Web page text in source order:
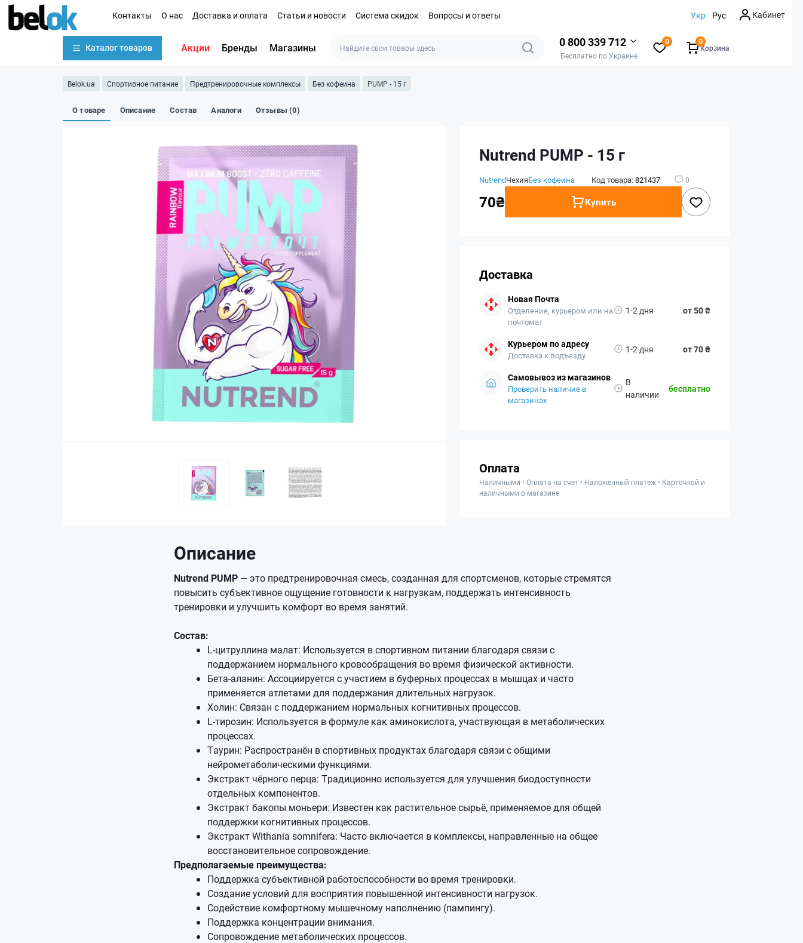
Контакты О нас Доставка и оплата Статьи и новости Система скидок Вопросы и ответы Укр Рус Кабинет
Каталог товаров Акции Бренды Магазины 0 800 339 712
Бесплатно по Украине
0
Корзина
0
Belok.ua Спортивное питание Предтренировочные комплексы Без кофеина PUMP - 15 г
О товаре Описание Состав Аналоги Отзывы (0)
Nutrend PUMP - 15 г
NutrendЧехияБез кофеина Код товара:821437 0
70₴ Купить
Доставка
Новая Почта
Отделение, курьером или на
почтомат
1-2 дня от 50 ₴
Курьером по адресу
Доставка к подъезду
1-2 дня от 70 ₴
Самовывоз из магазинов
Проверить наличие в
магазинах
В
наличии
бесплатно
Оплата
Наличными • Оплата на счет • Наложенный платеж • Карточкой и
наличными в магазине
Описание
Nutrend PUMP — это предтренировочная смесь, созданная для спортсменов, которые стремятся
повысить субъективное ощущение готовности к нагрузкам, поддержать интенсивность
тренировки и улучшить комфорт во время занятий.
Состав:
L-цитруллина малат: Используется в спортивном питании благодаря связи с
поддержанием нормального кровообращения во время физической активности.
Бета-аланин: Ассоциируется с участием в буферных процессах в мышцах и часто
применяется атлетами для поддержания длительных нагрузок.
Холин: Связан с поддержанием нормальных когнитивных процессов.
L-тирозин: Используется в формуле как аминокислота, участвующая в метаболических
процессах.
Таурин: Распространён в спортивных продуктах благодаря связи с общими
нейрометаболическими функциями.
Экстракт чёрного перца: Традиционно используется для улучшения биодоступности
отдельных компонентов.
Экстракт бакопы моньери: Известен как растительное сырьё, применяемое для общей
поддержки когнитивных процессов.
Экстракт Withania somnifera: Часто включается в комплексы, направленные на общее
восстановительное сопровождение.
Предполагаемые преимущества:
Поддержка субъективной работоспособности во время тренировки.
Создание условий для восприятия повышенной интенсивности нагрузок.
Содействие комфортному мышечному наполнению (пампингу).
Поддержка концентрации внимания.
Сопровождение метаболических процессов.